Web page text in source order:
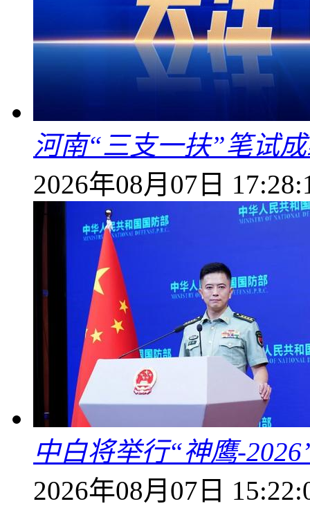
河南“三支一扶”笔试
2026年08月07日
中白将举行“神鹰-
2026年08月07日